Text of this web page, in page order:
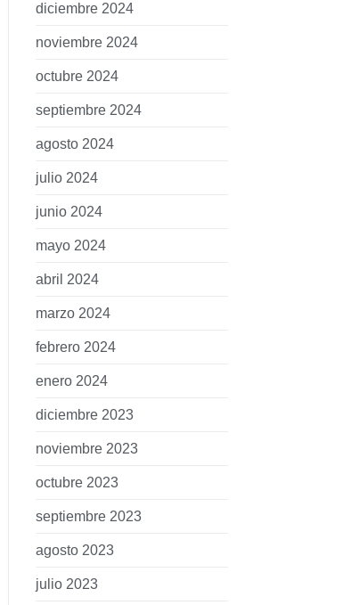
diciembre 2024
noviembre 2024
octubre 2024
septiembre 2024
agosto 2024
julio 2024
junio 2024
mayo 2024
abril 2024
marzo 2024
febrero 2024
enero 2024
diciembre 2023
noviembre 2023
octubre 2023
septiembre 2023
agosto 2023
julio 2023